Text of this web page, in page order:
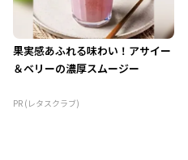
果実感あふれる味わい！アサイー
＆ベリーの濃厚スムージー
PR (レタスクラブ)